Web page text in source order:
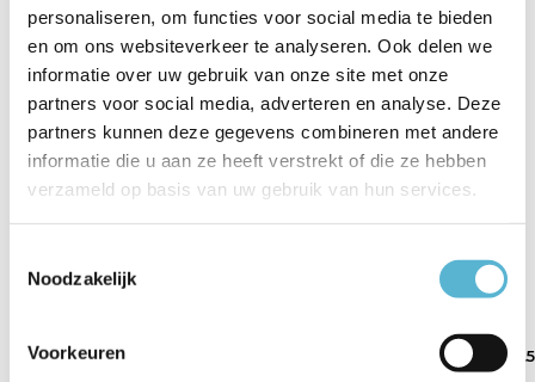
personaliseren, om functies voor social media te bieden
en om ons websiteverkeer te analyseren. Ook delen we
informatie over uw gebruik van onze site met onze
partners voor social media, adverteren en analyse. Deze
partners kunnen deze gegevens combineren met andere
informatie die u aan ze heeft verstrekt of die ze hebben
verzameld op basis van uw gebruik van hun services.
Noodzakelijk
Voorkeuren
Toon meer
Vergelijk Delen
MR11 - Led lamp -
LED GU10 mini 3.5